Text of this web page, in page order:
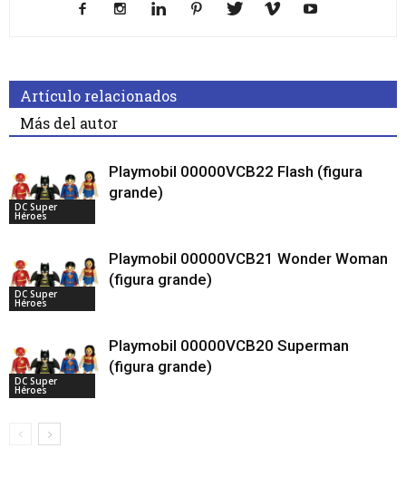
Artículo relacionados
Más del autor
DC Super
Héroes
Playmobil 00000VCB22 Flash (figura
grande)
DC Super
Héroes
Playmobil 00000VCB21 Wonder Woman
(figura grande)
DC Super
Héroes
Playmobil 00000VCB20 Superman
(figura grande)